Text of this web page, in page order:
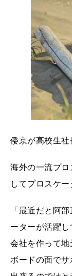
倭京が高校生
海外の一流プ
してプロスケ
「最近だと阿
ーターが活躍
会社を作って
ボードの面で